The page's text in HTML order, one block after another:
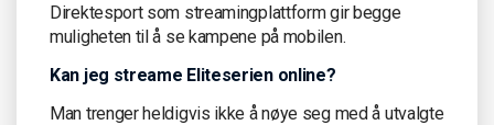
Direktesport som streamingplattform gir begge
muligheten til å se kampene på mobilen.
Kan jeg streame Eliteserien online?
Man trenger heldigvis ikke å nøye seg med å utvalgte